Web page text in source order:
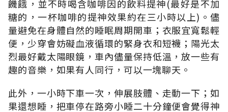
饑餓，並不時喝含咖啡因的飲料提神(最好是不加
糖的，一杯咖啡的提神效果約在三小時以上)。儘
量避免在身體自然的睡眠周期開車；衣服宜寬鬆輕
便，少穿會妨礙血液循環的緊身衣和短襪；陽光太
烈最好戴太陽眼鏡，車內儘量保持低溫，放一些有
趣的音樂，如果有人同行，可以一塊聊天。
此外，一小時下車一次，伸展肢體、走動一下；如
果還想睡，把車停在路旁小睡二十分鐘便會覺得神